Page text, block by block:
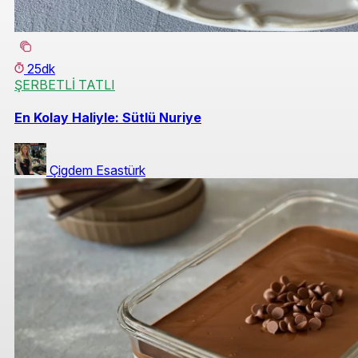
25dk
ŞERBETLİ TATLI
En Kolay Haliyle: Sütlü Nuriye
Çigdem Esastürk